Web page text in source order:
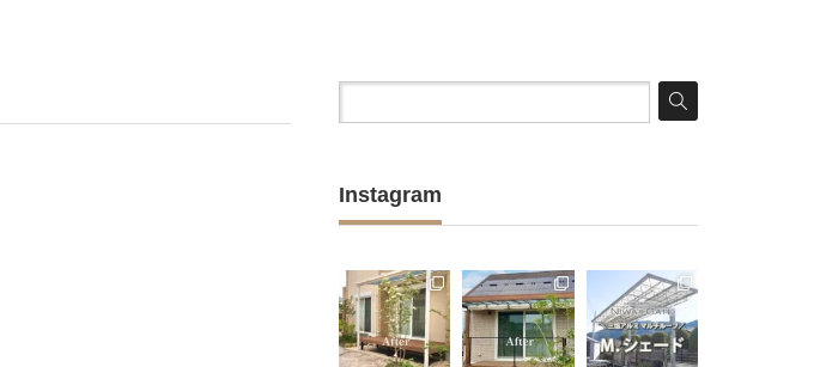
Instagram